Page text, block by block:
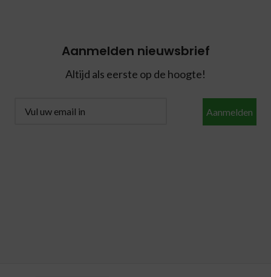
Aanmelden nieuwsbrief
Altijd als eerste op de hoogte!
Aanmelden